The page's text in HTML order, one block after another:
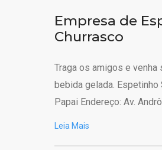
Empresa de
Churrasco
Traga os amigos e venha
bebida gelada. Espetinho
Papai Endereço: Av.
Leia Mais